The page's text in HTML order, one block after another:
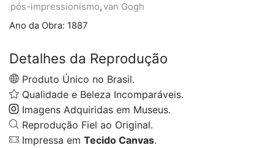
pós-impressionismo,van Gogh
Ano da Obra: 1887
Detalhes da Reprodução
Produto Único no Brasil.
Qualidade e Beleza Incomparáveis.
Imagens Adquiridas em Museus.
Reprodução Fiel ao Original.
Impressa em Tecido Canvas.